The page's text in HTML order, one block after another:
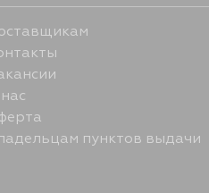
пунктов выдачи